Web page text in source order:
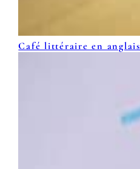
Café littéraire en anglais